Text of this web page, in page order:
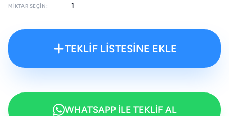
MIKTAR SEÇIN:
TEKLİF LİSTESİNE EKLE
WHATSAPP İLE TEKLİF AL